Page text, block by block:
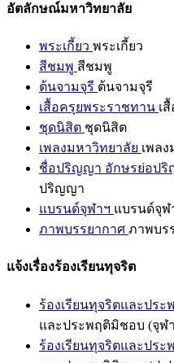
อัตลักษณ์มหาวิทยาลัย
พระเกี้ยว พระเกี้ยว
สีชมพู สีชมพู
ต้นจามจุรี ต้นจามจุรี
เสื้อครุยพระราชทาน เ
ชุดนิสิต ชุดนิสิต
เพลงมหาวิทยาลัย เพล
ชื่อปริญญา อักษรย่อป
ปริญญา
แบรนด์จุฬาฯ แบรนด์จุฬ
ภาพบรรยากาศ ภาพบร
แจ้งเรื่องร้องเรียนทุจริต
ร้องเรียนทุจริตและปร
และประพฤติมิชอบ (จุฬ
ร้องเรียนทุจริตและปร